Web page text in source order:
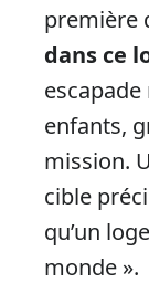
première
dans ce
enfants,
mission.
cible
qu’un
monde ».